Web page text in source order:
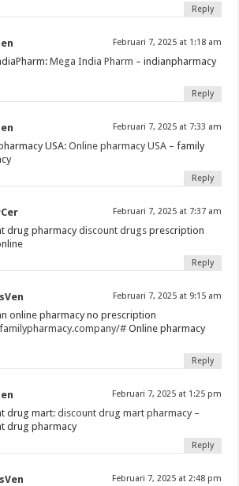
Reply
Februari 7, 2025 at 1:18 am
Mega India Pharm – indianpharmacy
Reply
Februari 7, 2025 at 7:33 am
USA:Online pharmacy USA – family
Reply
Februari 7, 2025 at 7:37 am
drug pharmacydiscount drugs prescription
Reply
Februari 7, 2025 at 9:15 am
online pharmacy no prescription
# Online pharmacy
Reply
Februari 7, 2025 at 1:25 pm
drug mart:discount drug mart pharmacy –
drug pharmacy
Reply
Februari 7, 2025 at 2:48 pm